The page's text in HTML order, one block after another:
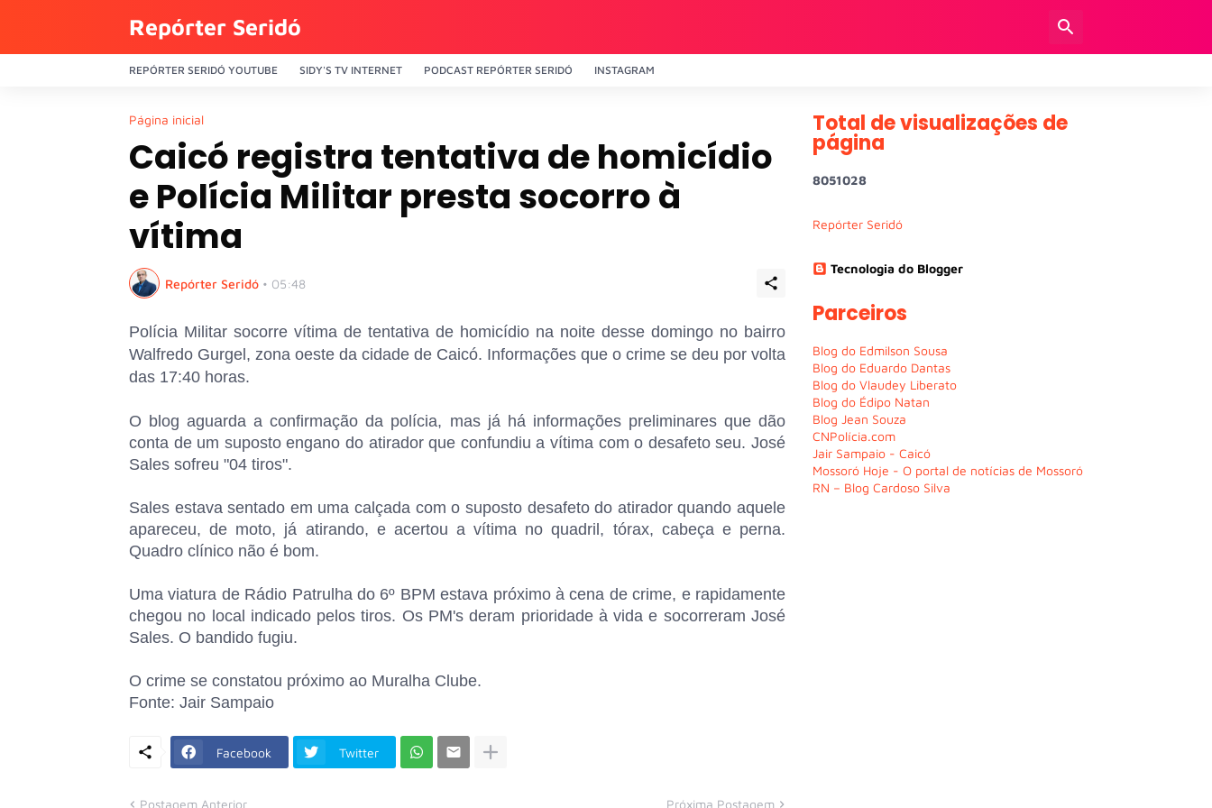
Repórter Seridó
REPÓRTER SERIDÓ YOUTUBE SIDY'S TV INTERNET PODCAST REPÓRTER SERIDÓ INSTAGRAM
Página inicial
Caicó registra tentativa de homicídio
e Polícia Militar presta socorro à
vítima
Repórter Seridó • 05:48
Polícia Militar socorre vítima de tentativa de homicídio na noite desse domingo no bairro
Walfredo Gurgel, zona oeste da cidade de Caicó. Informações que o crime se deu por volta
das 17:40 horas.
O blog aguarda a confirmação da polícia, mas já há informações preliminares que dão
conta de um suposto engano do atirador que confundiu a vítima com o desafeto seu. José
Sales sofreu "04 tiros".
Sales estava sentado em uma calçada com o suposto desafeto do atirador quando aquele
apareceu, de moto, já atirando, e acertou a vítima no quadril, tórax, cabeça e perna.
Quadro clínico não é bom.
Uma viatura de Rádio Patrulha do 6º BPM estava próximo à cena de crime, e rapidamente
chegou no local indicado pelos tiros. Os PM's deram prioridade à vida e socorreram José
Sales. O bandido fugiu.
O crime se constatou próximo ao Muralha Clube.
Fonte: Jair Sampaio
Facebook Twitter
Postagem Anterior Próxima Postagem
Total de visualizações de
página
8051028
Repórter Seridó
Tecnologia do Blogger
Parceiros
Blog do Edmilson Sousa
Blog do Eduardo Dantas
Blog do Vlaudey Liberato
Blog do Édipo Natan
Blog Jean Souza
CNPolícia.com
Jair Sampaio - Caicó
Mossoró Hoje - O portal de notícias de Mossoró
RN – Blog Cardoso Silva